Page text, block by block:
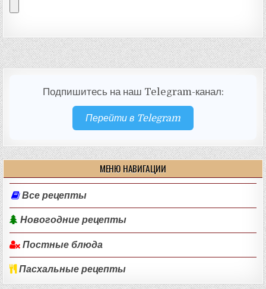
Подпишитесь на наш Telegram-канал:
Перейти в Telegram
МЕНЮ НАВИГАЦИИ
Все рецепты
Новогодние рецепты
Постные блюда
Пасхальные рецепты